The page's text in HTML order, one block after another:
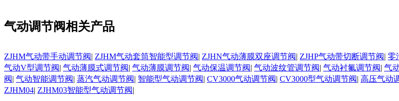
气动调节阀相关产品
ZJHM气动带手动调节阀| ZJHM气动套筒智能型调节阀| ZJHN气动薄膜双座调节阀| ZJHP气动带切断调节阀| 零
气动V型调节阀| 气动薄膜式调节阀| 气动薄膜调节阀| 气动保温调节阀| 气动波纹管调节阀| 气动衬氟调节阀| 气
阀| 气动智能调节阀| 蒸汽气动调节阀| 智能型气动调节阀| CV3000气动调节阀| CV3000型气动调节阀| 高压气动
ZJHM04| ZJHM03智能型气动调节阀|